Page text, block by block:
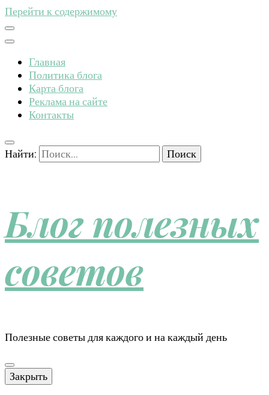
Перейти к содержимому
Главная
Политика блога
Карта блога
Реклама на сайте
Контакты
Найти:
Блог полезных
советов
Полезные советы для каждого и на каждый день
Закрыть